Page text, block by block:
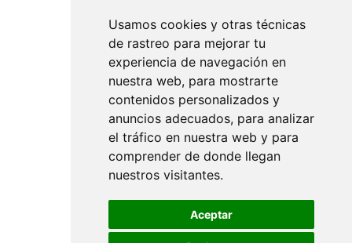
Usamos cookies y otras técnicas
de rastreo para mejorar tu
experiencia de navegación en
nuestra web, para mostrarte
contenidos personalizados y
anuncios adecuados, para analizar
el tráfico en nuestra web y para
comprender de donde llegan
nuestros visitantes.
Aceptar